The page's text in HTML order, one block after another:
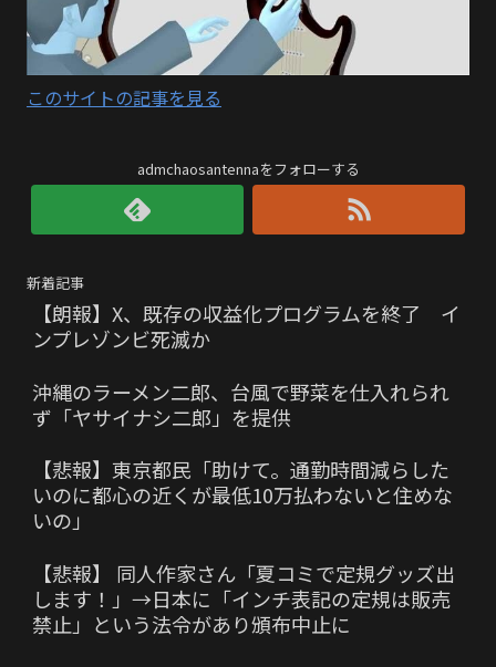
このサイトの記事を見る
admchaosantennaをフォローする
新着記事
【朗報】X、既存の収益化プログラムを終了 イ
ンプレゾンビ死滅か
沖縄のラーメン二郎、台風で野菜を仕入れられ
ず「ヤサイナシ二郎」を提供
【悲報】東京都民「助けて。通勤時間減らした
いのに都心の近くが最低10万払わないと住めな
いの」
【悲報】 同人作家さん「夏コミで定規グッズ出
します！」→日本に「インチ表記の定規は販売
禁止」という法令があり頒布中止に